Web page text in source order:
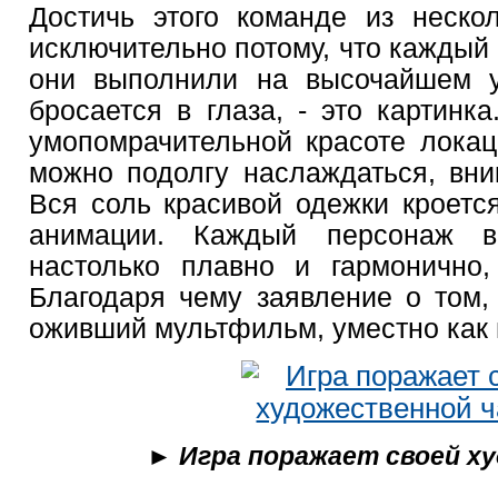
Достичь этого команде из
исключительно потому, что каждый
они выполнили на высочайшем
бросается в глаза, - это
умопомрачительной красоте
можно подолгу наслаждаться,
Вся соль красивой одежки
анимации. Каждый персонаж
настолько плавно и
Благодаря чему заявление о
оживший мультфильм, уместно как
► Игра поражает своей